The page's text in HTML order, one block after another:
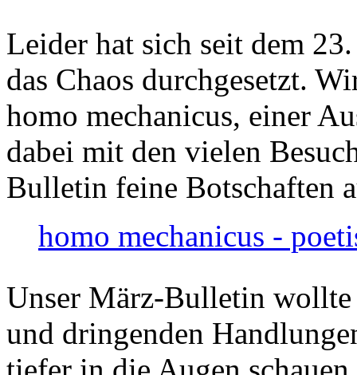
Leider hat sich seit dem
das Chaos durchgesetzt.
homo mechanicus, einer
dabei mit den vielen
Bulletin feine Botschaften
homo mechanicus -
Unser März-Bulletin
und dringenden